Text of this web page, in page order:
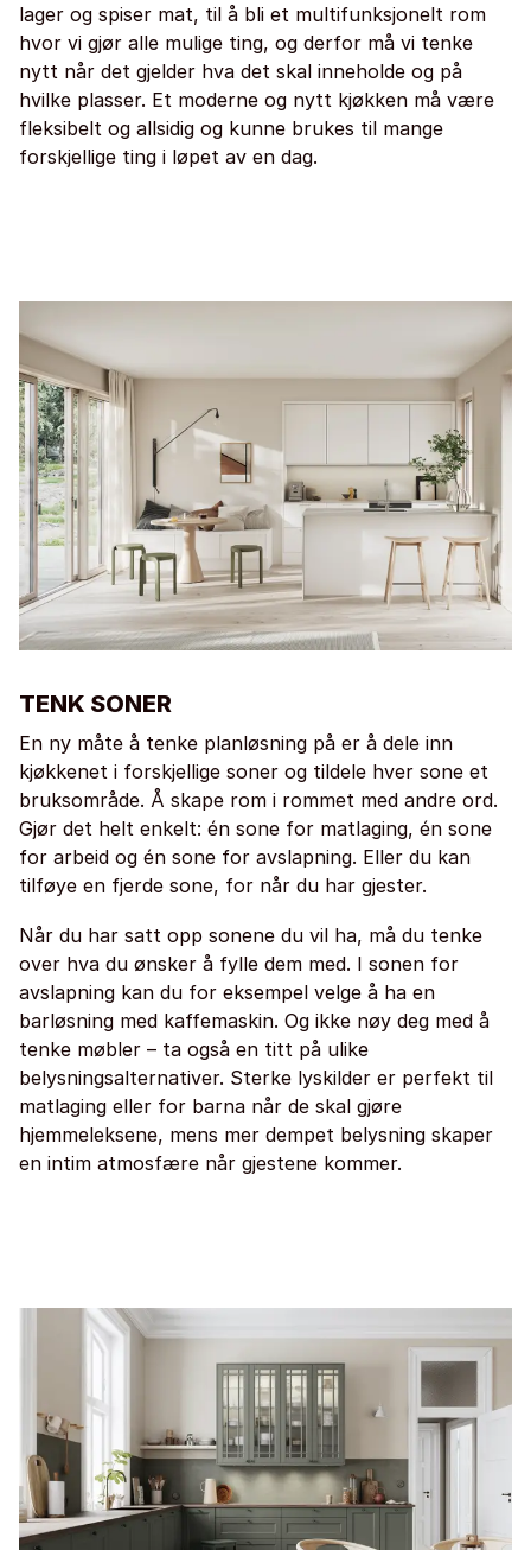
lager og spiser mat, til å bli et multifunksjonelt rom
hvor vi gjør alle mulige ting, og derfor må vi tenke
nytt når det gjelder hva det skal inneholde og på
hvilke plasser. Et moderne og nytt kjøkken må være
fleksibelt og allsidig og kunne brukes til mange
forskjellige ting i løpet av en dag.
TENK SONER
En ny måte å tenke planløsning på er å dele inn
kjøkkenet i forskjellige soner og tildele hver sone et
bruksområde. Å skape rom i rommet med andre ord.
Gjør det helt enkelt: én sone for matlaging, én sone
for arbeid og én sone for avslapning. Eller du kan
tilføye en fjerde sone, for når du har gjester.
Når du har satt opp sonene du vil ha, må du tenke
over hva du ønsker å fylle dem med. I sonen for
avslapning kan du for eksempel velge å ha en
barløsning med kaffemaskin. Og ikke nøy deg med å
tenke møbler – ta også en titt på ulike
belysningsalternativer. Sterke lyskilder er perfekt til
matlaging eller for barna når de skal gjøre
hjemmeleksene, mens mer dempet belysning skaper
en intim atmosfære når gjestene kommer.